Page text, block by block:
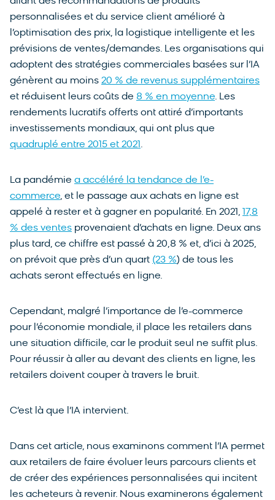
personnalisées et du service client amélioré à
l’optimisation des prix, la logistique intelligente et les
prévisions de ventes/demandes. Les organisations qui
adoptent des stratégies commerciales basées sur l’IA
génèrent au moins 20 % de revenus supplémentaires
et réduisent leurs coûts de 8 % en moyenne. Les
rendements lucratifs offerts ont attiré d’importants
investissements mondiaux, qui ont plus que
quadruplé entre 2015 et 2021 .
La pandémie a accéléré la tendance de l’e-
commerce, et le passage aux achats en ligne est
appelé à rester et à gagner en popularité. En 2021,
17,8
% des ventes provenaient d’achats en ligne. Deux ans
plus tard, ce chiffre est passé à 20,8 % et, d’ici à 2025,
on prévoit que près d’un quart (23 %) de tous les
achats seront effectués en ligne.
Cependant, malgré l’importance de l’e-commerce
pour l’économie mondiale, il place les retailers dans
une situation difficile, car le produit seul ne suffit plus.
Pour réussir à aller au devant des clients en ligne, les
retailers doivent couper à travers le bruit.
C’est là que l’IA intervient.
Dans cet article, nous examinons comment l’IA permet
aux retailers de faire évoluer leurs parcours clients et
de créer des expériences personnalisées qui incitent
les acheteurs à revenir. Nous examinerons également